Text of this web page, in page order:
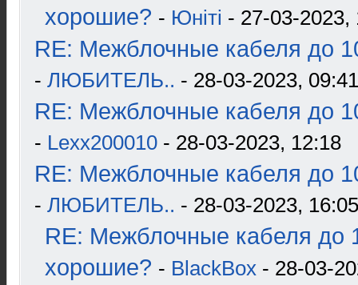
хорошие? - Юнiтi - 27-03-2023,
RE: Межблочные кабеля до
- ЛЮБИТЕЛЬ.. - 28-03-2023, 09:41
RE: Межблочные кабеля до
- Lexx200010 - 28-03-2023, 12:18
RE: Межблочные кабеля до
- ЛЮБИТЕЛЬ.. - 28-03-2023, 16:05
RE: Межблочные кабеля до
хорошие? - BlackBox - 28-03-